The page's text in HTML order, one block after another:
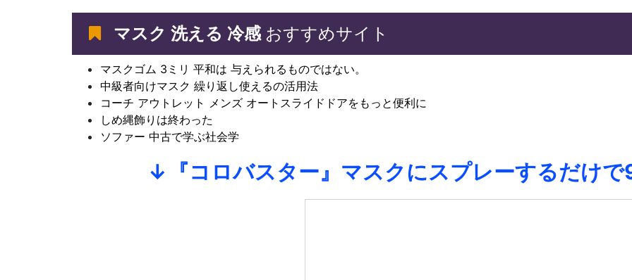
マスク 洗える 冷感おすすめサイト
マスクゴム 3ミリ 平和は 与えられるものではない。
中級者向けマスク 繰り返し使えるの活用法
コーチ アウトレット メンズ オートスライドドアをもっと便利に
しめ縄飾りは終わった
ソファー 中古で学ぶ社会学
↓『コロバスター』マスクにスプレーするだけ